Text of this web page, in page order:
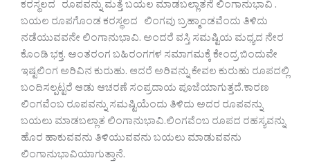
ಕರಸ್ಥಲದ ರೂಪವನ್ನು ಮತ್ತೆ ಬಯಲ ಮಾಡಬಲ್ಲಾತನೆ ಲಿಂಗಾನುಭಾವಿ .
ಬಯಲ ರೂಪಗೊಂಡ ಕರಸ್ಥಲದ ಲಿಂಗವು ಬ್ರಹ್ಮಾಂಡವೆಂದು ತಿಳಿದು
ನಡೆಯುವವನೇ ಲಿಂಗಾನುಭಾವಿ. ಅಂದರೆ ವಸ್ತಿ ಸಮಷ್ಟಿಯ ಮಧ್ಯದ ನೇರ
ಕೊಂಡಿ ಭಕ್ತ. ಅಂತರಂಗ ಬಹಿರಂಗಗಳ ಸಮಾಗಮಕ್ಕೆ ಕೇಂದ್ರ ಬಿಂದುವೇ
ಇಷ್ಟಲಿಂಗ ಅರಿವಿನ ಕುರುಹು. ಆದರೆ ಅರಿವನ್ನು ಕೇವಲ ಕುರುಹು ರೂಪದಲ್ಲಿ
ಬಂದಿಸಲ್ಪಟ್ಟರೆ ಆಡು ಆಚರಣೆ ಸಂಪ್ರದಾಯ ಪೂಜೆಯಾಗುತ್ತದೆ.ಕಾರಣ
ಲಿಂಗವೆಂಬ ರೂಪವನ್ನು ಸಮಷ್ಟಿಯೆಂದು ತಿಳಿದು ಅದರ ರೂಪವನ್ನು
ಬಯಲು ಮಾಡಬಲ್ಲಾತ ಲಿಂಗಾನುಭಾವಿ.ಲಿಂಗವೆಂಬ ರೂಪದ ರಹಸ್ಯವನ್ನು
ಹೊರ ಹಾಕುವವನು ತಿಳಿಯುವವನು ಬಯಲು ಮಾಡುವವನು
ಲಿಂಗಾನುಭಾವಿಯಾಗುತ್ತಾನೆ.